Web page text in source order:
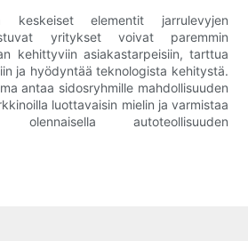
keskeiset elementit jarrulevyjen
yritykset voivat paremmin
kehittyviin asiakastarpeisiin, tarttua
ja hyödyntää teknologista kehitystä.
antaa sidosryhmille mahdollisuuden
luottavaisin mielin ja varmistaa
olennaisella autoteollisuuden